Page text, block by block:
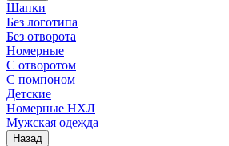
Шапки
Без логотипа
Без отворота
Номерные
С отворотом
С помпоном
Детские
Номерные НХЛ
Мужская одежда
Назад